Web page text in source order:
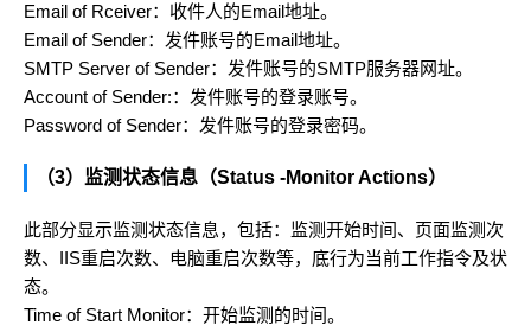
Email of Rceiver：收件人的Email地址。
Email of Sender：发件账号的Email地址。
SMTP Server of Sender：发件账号的SMTP服务器网址。
Account of Sender:：发件账号的登录账号。
Password of Sender：发件账号的登录密码。
（3）监测状态信息（Status -Monitor Actions）
此部分显示监测状态信息，包括：监测开始时间、页面监测次
数、IIS重启次数、电脑重启次数等，底行为当前工作指令及状
态。
Time of Start Monitor：开始监测的时间。